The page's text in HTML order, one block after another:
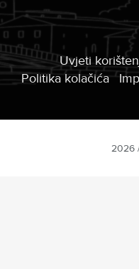
Uvjeti
Politika kolačića
2026